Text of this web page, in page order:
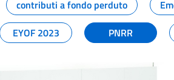
contributi a fondo perduto
EYOF 2023 PNRR